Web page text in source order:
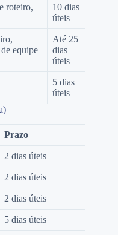
roteiro,
10 dias
úteis
equipe
Até 25
dias
úteis
5 dias
úteis
Prazo
2 dias úteis
2 dias úteis
2 dias úteis
5 dias úteis